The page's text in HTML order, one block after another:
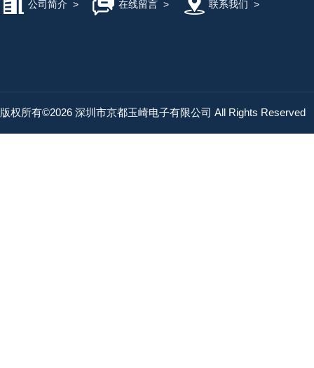
公司简介 > 在线留言> 联系我们 >
版权所有©2026 深圳市京都玉崎电子有限公司 All Rights Reserved